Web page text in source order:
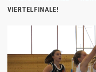
VIERTELFINALE!